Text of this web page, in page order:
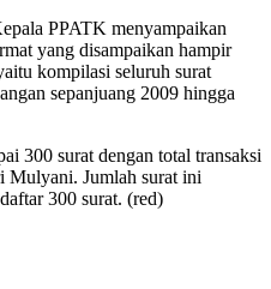
PPATK menyampaikan
yang disampaikan hampir
kompilasi seluruh surat
sepanjuang 2009 hingga
300 surat dengan total transaksi
Mulyani. Jumlah surat ini
300 surat. (red)